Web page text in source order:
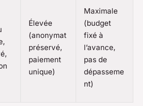
Élevée
(anonymat
préservé,
paiement
unique)
Maximale
(budget
fixé à
l’avance,
pas de
dépasseme
nt)